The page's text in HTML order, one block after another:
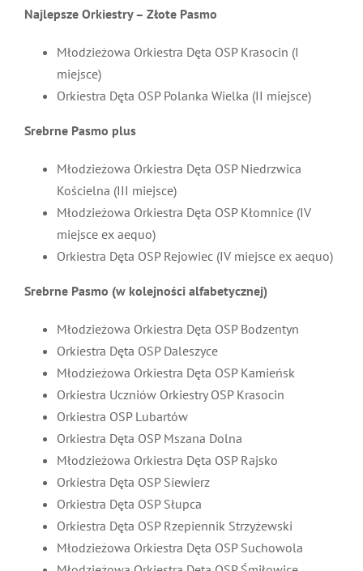
Symbole
Media
MDP i DDP
OTWP
PNWM
Kultura
Orkiestry
Floriany
Historia
Projekty
System OSP
Poradnik
100-lecie
Najlepsze Orkiestry – Złote Pasmo
Młodzieżowa Orkiestra Dęta OSP Krasocin (I
miejsce)
Orkiestra Dęta OSP Polanka Wielka (II miejsce)
Srebrne Pasmo plus
Młodzieżowa Orkiestra Dęta OSP Niedrzwica
Kościelna (III miejsce)
Młodzieżowa Orkiestra Dęta OSP Kłomnice (IV
miejsce ex aequo)
Orkiestra Dęta OSP Rejowiec (IV miejsce ex aequo)
Srebrne Pasmo (w kolejności alfabetycznej)
Młodzieżowa Orkiestra Dęta OSP Bodzentyn
Orkiestra Dęta OSP Daleszyce
Młodzieżowa Orkiestra Dęta OSP Kamieńsk
Orkiestra Uczniów Orkiestry OSP Krasocin
Orkiestra OSP Lubartów
Orkiestra Dęta OSP Mszana Dolna
Młodzieżowa Orkiestra Dęta OSP Rajsko
Orkiestra Dęta OSP Siewierz
Orkiestra Dęta OSP Słupca
Orkiestra Dęta OSP Rzepiennik Strzyżewski
Młodzieżowa Orkiestra Dęta OSP Suchowola